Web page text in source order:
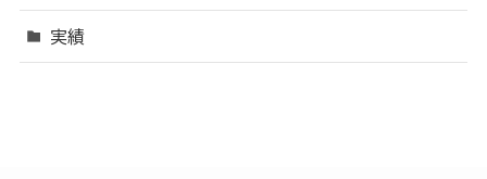
実績